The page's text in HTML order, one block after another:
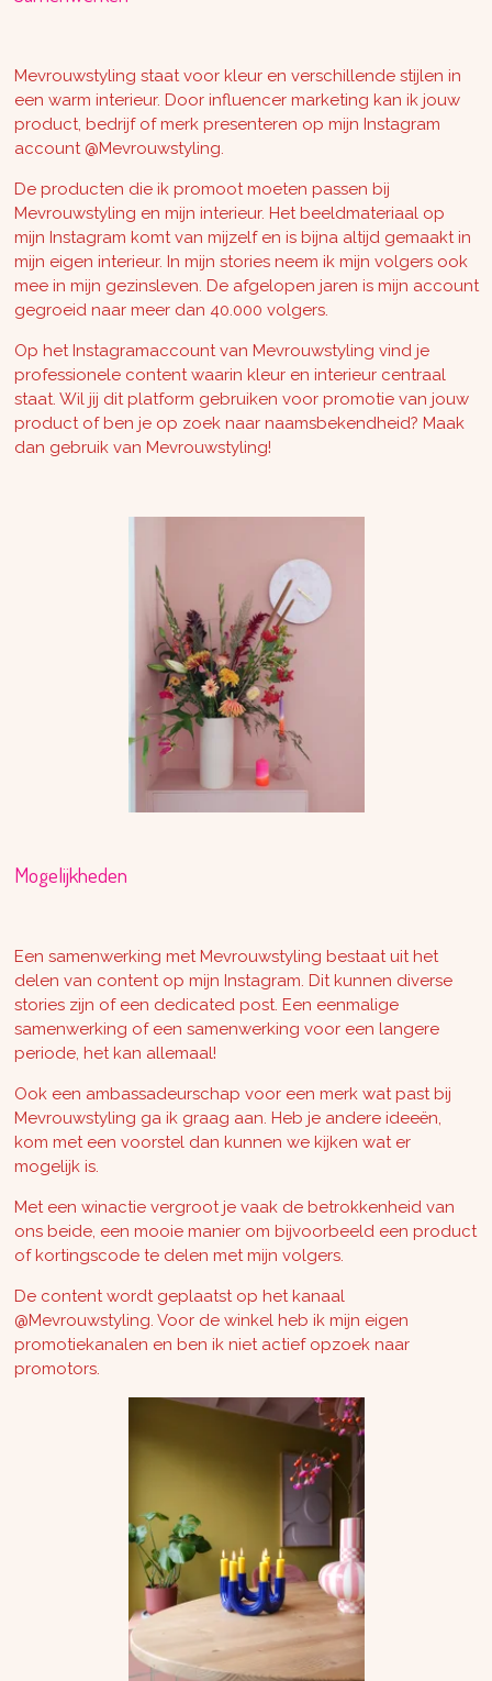
Mevrouwstyling staat voor kleur en verschillende stijlen in
een warm interieur. Door influencer marketing kan ik jouw
product, bedrijf of merk presenteren op mijn Instagram
account @Mevrouwstyling.
De producten die ik promoot moeten passen bij
Mevrouwstyling en mijn interieur. Het beeldmateriaal op
mijn Instagram komt van mijzelf en is bijna altijd gemaakt in
mijn eigen interieur. In mijn stories neem ik mijn volgers ook
mee in mijn gezinsleven. De afgelopen jaren is mijn account
gegroeid naar meer dan 40.000 volgers.
Op het Instagramaccount van Mevrouwstyling vind je
professionele content waarin kleur en interieur centraal
staat. Wil jij dit platform gebruiken voor promotie van jouw
product of ben je op zoek naar naamsbekendheid? Maak
dan gebruik van Mevrouwstyling!
Mogelijkheden
Een samenwerking met Mevrouwstyling bestaat uit het
delen van content op mijn Instagram. Dit kunnen diverse
stories zijn of een dedicated post. Een eenmalige
samenwerking of een samenwerking voor een langere
periode, het kan allemaal!
Ook een ambassadeurschap voor een merk wat past bij
Mevrouwstyling ga ik graag aan. Heb je andere ideeën,
kom met een voorstel dan kunnen we kijken wat er
mogelijk is.
Met een winactie vergroot je vaak de betrokkenheid van
ons beide, een mooie manier om bijvoorbeeld een product
of kortingscode te delen met mijn volgers.
De content wordt geplaatst op het kanaal
@Mevrouwstyling. Voor de winkel heb ik mijn eigen
promotiekanalen en ben ik niet actief opzoek naar
promotors.